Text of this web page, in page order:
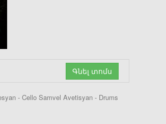
Գնել տոմս
- Cello Samvel Avetisyan - Drums